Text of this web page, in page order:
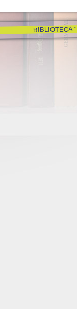
BIBLIOTECA